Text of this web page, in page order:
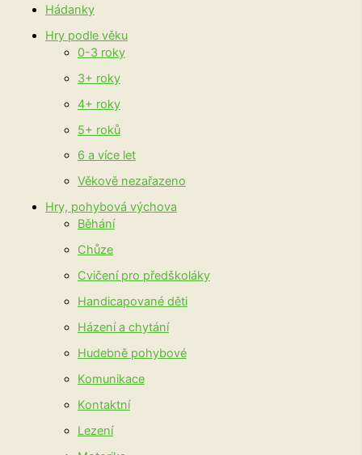
Hádanky
Hry podle věku
0-3 roky
3+ roky
4+ roky
5+ roků
6 a více let
Věkově nezařazeno
Hry, pohybová výchova
Běhání
Chůze
Cvičení pro předškoláky
Handicapované děti
Házení a chytání
Hudebně pohybové
Komunikace
Kontaktní
Lezení